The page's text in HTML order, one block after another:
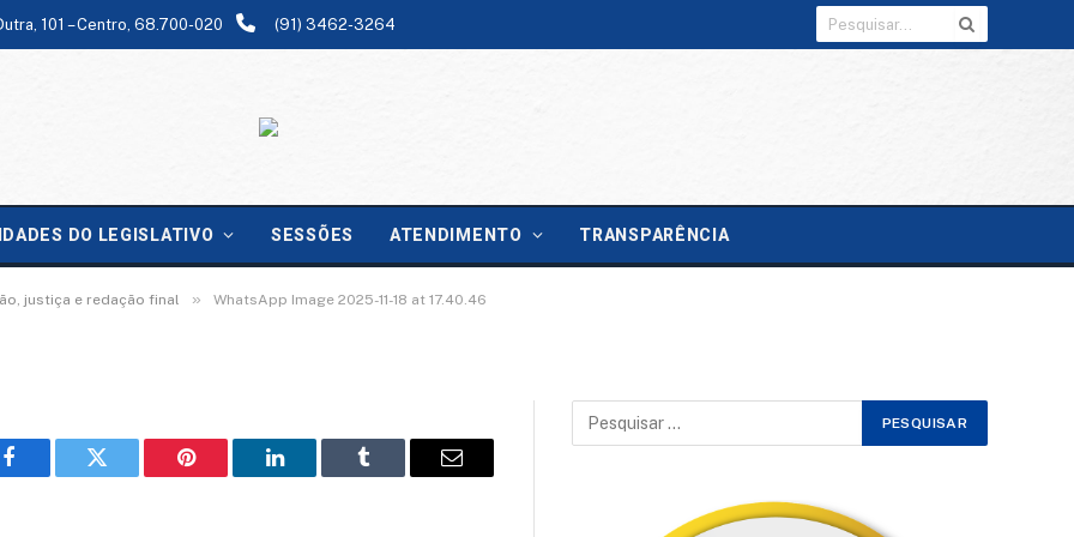
101 – Centro, 68.700-020 (91) 3462-3264
DO LEGISLATIVO SESSÕES ATENDIMENTO TRANSPARÊNCIA
justiça e redação final » WhatsApp Image 2025-11-18 at 17.40.46
11-18 at 17.40.46
Facebook Twitter Pinterest LinkedIn Tumblr Email